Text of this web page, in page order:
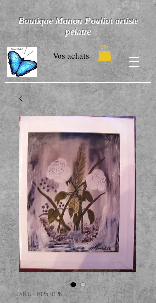
Boutique Manon Pouliot artiste
peintre
Vos achats
SKU : P025-0126